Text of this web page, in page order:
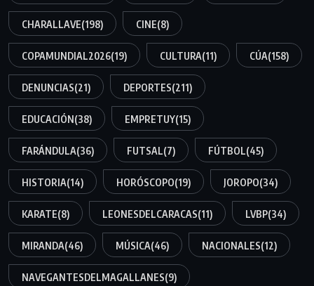
CHARALLAVE(198) CINE(8)
COPAMUNDIAL2026(19) CULTURA(11) CÚA(158)
DENUNCIAS(21) DEPORTES(211)
EDUCACIÓN(38) EMPRETUY(15)
FARÁNDULA(36) FUTSAL(7) FÚTBOL(45)
HISTORIA(14) HORÓSCOPO(19) JOROPO(34)
KARATE(8) LEONESDELCARACAS(11) LVBP(34)
MIRANDA(46) MÚSICA(46) NACIONALES(12)
NAVEGANTESDELMAGALLANES(9)